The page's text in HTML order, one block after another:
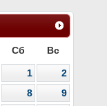
Сб Вс
1
2
8
9